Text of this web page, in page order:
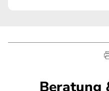
Beratung